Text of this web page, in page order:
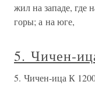
жил на западе, где
горы; а на юге,
5. Чичен-
5. Чичен-ица К 1200